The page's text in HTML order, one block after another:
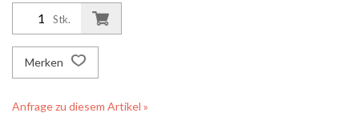
Stk.
Merken
Anfrage zu diesem Artikel »